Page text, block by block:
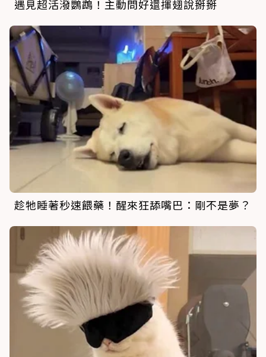
遇見超活潑鸚鵡！主動問好還揮翅說掰掰
趁牠睡著秒速餵藥！醒來狂舔嘴巴：剛不是夢？